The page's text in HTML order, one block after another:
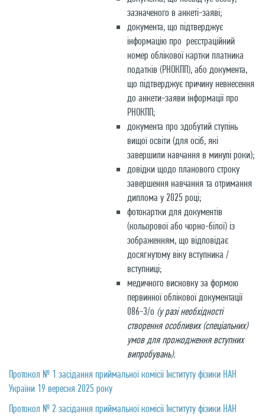
зазначеного в анкеті-заяві;
документа, що підтверджує
інформацію про реєстраційний
номер облікової картки платника
податків (РНОКПП), або документа,
що підтверджує причину невнесення
до анкети-заяви інформації про
РНОКПП;
документа про здобутий ступінь
вищої освіти (для осіб, які
завершили навчання в минулі роки);
довідки щодо планового строку
завершення навчання та отримання
диплома у 2025 році;
фотокартки для документів
(кольорової або чорно-білої) із
зображенням, що відповідає
досягнутому віку вступника /
вступниці;
медичного висновку за формою
первинної облікової документації
086-3/о (у разі необхідності
створення особливих (спеціальних)
умов для прожодження вступних
випробувань).
Протокол № 1 засідання приймальної комісії Інституту фізики НАН
України 19 вересня 2025 року
Протокол № 2 засідання приймальної комісії Інституту фізики НАН